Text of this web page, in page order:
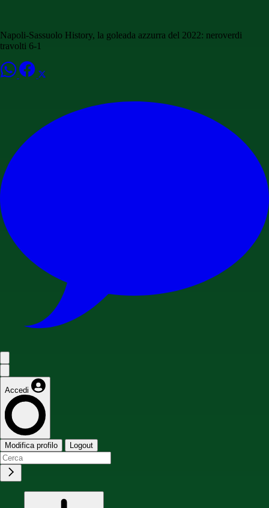
Napoli-Sassuolo History, la goleada azzurra del 2022: neroverdi
travolti 6-1
Accedi
Modifica profilo Logout